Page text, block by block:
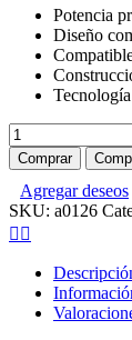
Potencia
Diseño
Batería
bosch
12v
cantidad
Comprar
Agregar deseos
SKU: a0126